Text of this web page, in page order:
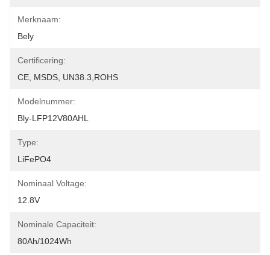
Merknaam:
Bely
Certificering:
CE, MSDS, UN38.3,ROHS
Modelnummer:
Bly-LFP12V80AHL
Type:
LiFePO4
Nominaal Voltage:
12.8V
Nominale Capaciteit:
80Ah/1024Wh